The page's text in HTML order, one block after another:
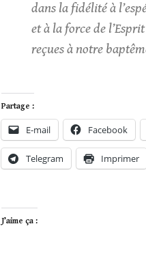
dans la fidélité à
et à la force de
reçues à notre
Partage :
E-mail Facebook
Telegram Imprimer
J’aime ça :